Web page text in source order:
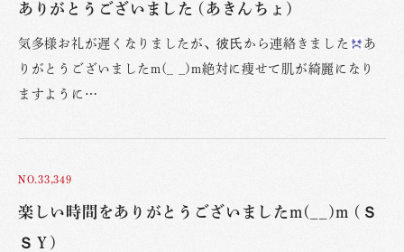
ありがとうございました (あきんちょ)
気多様お礼が遅くなりましたが、彼氏から連絡きました
あ
りがとうございましたm(_ _)m絶対に痩せて肌が綺麗になり
ますように…
NO.33,349
楽しい時間をありがとうございましたm(__)m (Ｓ
ＳＹ)